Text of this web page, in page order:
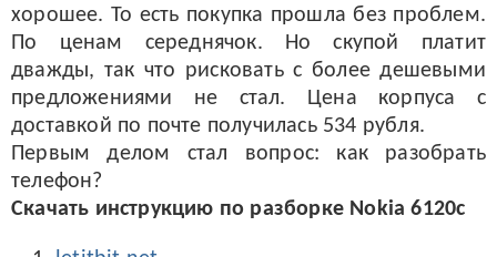
хорошее. То есть покупка прошла без проблем.
По ценам середнячок. Но скупой платит
дважды, так что рисковать с более дешевыми
предложениями не стал. Цена корпуса с
доставкой по почте получилась 534 рубля.
Первым делом стал вопрос: как разобрать
телефон?
Скачать инструкцию по разборке Nokia 6120c